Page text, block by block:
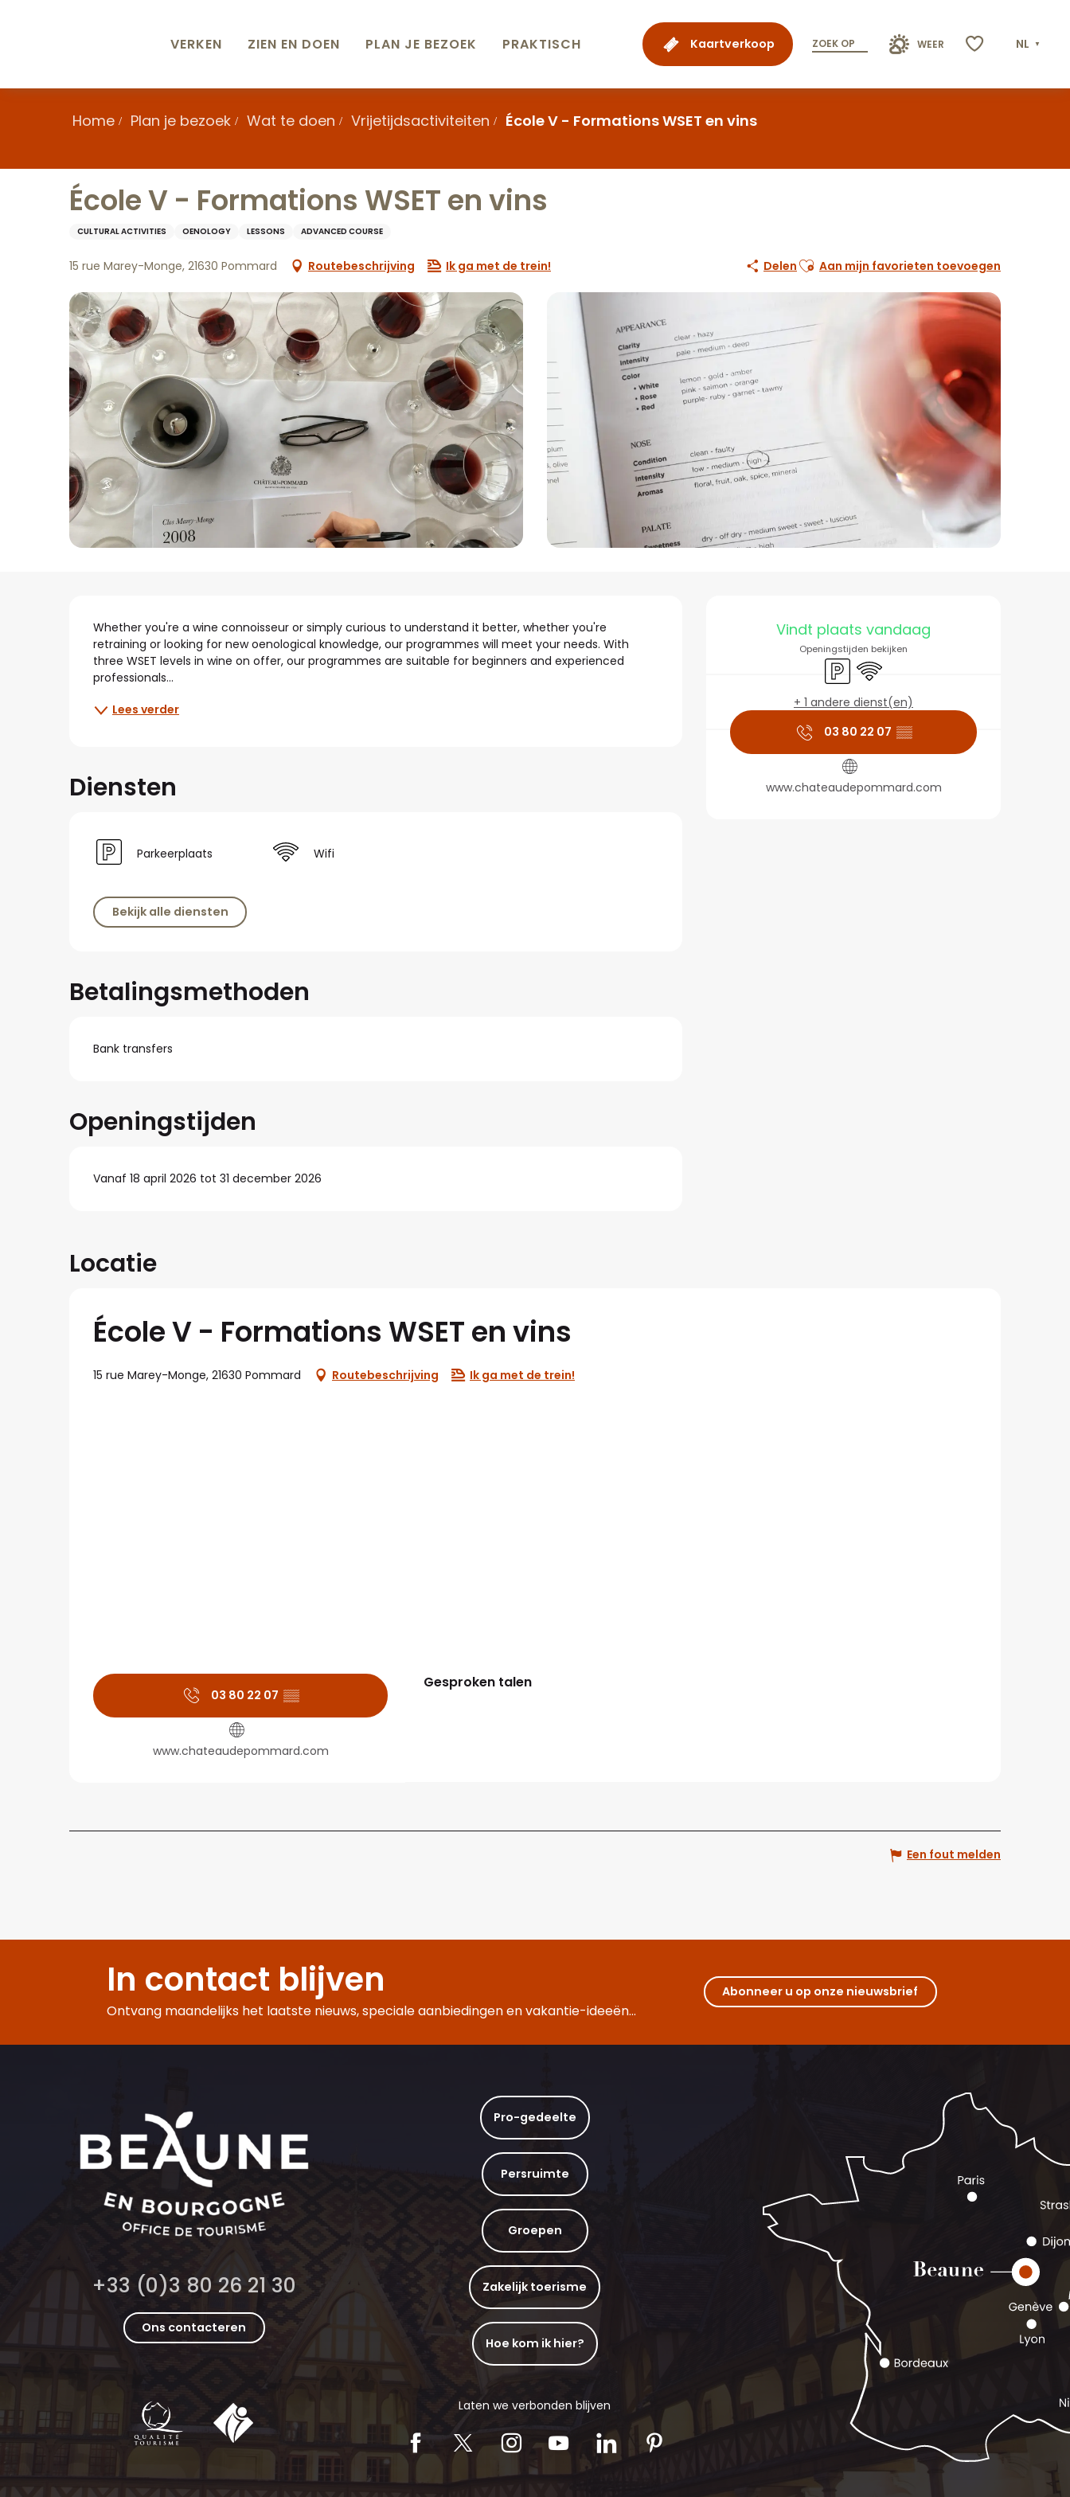
Kaartverkoop ZOEK OP WEER NL
VERKEN ZIEN EN DOEN PLAN JE BEZOEK PRAKTISCH
Home Plan je bezoek Wat te doen Vrijetijdsactiviteiten École V - Formations WSET en vins
École V - Formations WSET en vins
CULTURAL ACTIVITIES OENOLOGY LESSONS ADVANCED COURSE
15 rue Marey-Monge, 21630 Pommard Routebeschrijving Ik ga met de trein! Delen Ajouter aux favoris
Aan mijn favorieten toevoegen
Openingstijden en
Vindt plaats vandaag
Openingstijden bekijken
Parkeerplaats
Wifi
+ 1 andere dienst(en)
03 80 22 07 ▒▒
www.chateaudepommard.com
Beschrijving
Whether you're a wine connoisseur or simply curious to understand it better, whether you're
retraining or looking for new oenological knowledge, our programmes will meet your needs. With
three WSET levels in wine on offer, our programmes are suitable for beginners and experienced
professionals...
Lees verder
Diensten
Parkeerplaats Wifi
Bekijk alle diensten
Betalingsmethoden
Bank transfers
Openingstijden
Vanaf 18 april 2026 tot 31 december 2026
Locatie
École V - Formations WSET en vins
15 rue Marey-Monge, 21630 Pommard Routebeschrijving Ik ga met de trein!
03 80 22 07 ▒▒
www.chateaudepommard.com
Gesproken talen
Gesproken talen
Een fout melden
In contact blijven
Ontvang maandelijks het laatste nieuws, speciale aanbiedingen en vakantie-ideeën...
Abonneer u op onze nieuwsbrief
+33 (0)3 80 26 21 30
Ons contacteren
Pro-gedeelte
Persruimte
Groepen
Zakelijk toerisme
Hoe kom ik hier?
Laten we verbonden blijven